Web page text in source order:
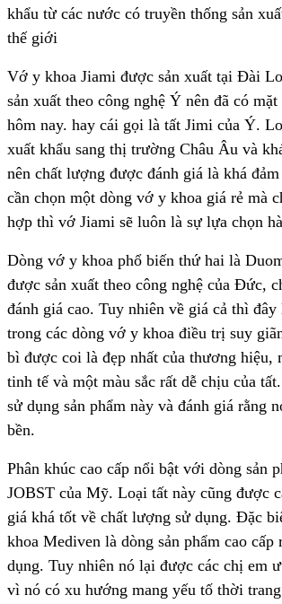
khẩu từ các nước có truyền thống sản
thế giới
Vớ y khoa Jiami được sản xuất tại Đài
sản xuất theo công nghệ Ý nên đã có
hôm nay. hay cái gọi là tất Jimi của Ý.
xuất khẩu sang thị trường Châu Âu và
nên chất lượng được đánh giá là khá
cần chọn một dòng vớ y khoa giá rẻ mà
hợp thì vớ Jiami sẽ luôn là sự lựa chọn
Dòng vớ y khoa phổ biến thứ hai là
được sản xuất theo công nghệ của Đức,
đánh giá cao. Tuy nhiên về giá cả thì đây
trong các dòng vớ y khoa điều trị suy
bì được coi là đẹp nhất của thương hiệu,
tinh tế và một màu sắc rất dễ chịu của
sử dụng sản phẩm này và đánh giá rằng
bền.
Phân khúc cao cấp nổi bật với dòng sản
JOBST của Mỹ. Loại tất này cũng được
giá khá tốt về chất lượng sử dụng. Đặc
khoa Mediven là dòng sản phẩm cao
dụng. Tuy nhiên nó lại được các chị em
vì nó có xu hướng mang yếu tố thời